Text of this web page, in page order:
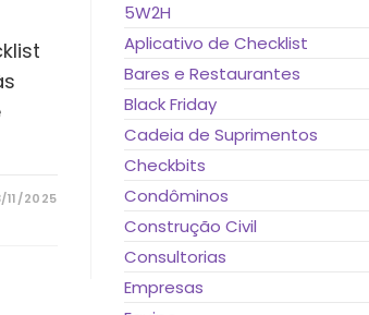
11/2025
5W2H
Aplicativo de Checklist
Bares e Restaurantes
Black Friday
Cadeia de Suprimentos
Checkbits
Condôminos
Construção Civil
Consultorias
Empresas